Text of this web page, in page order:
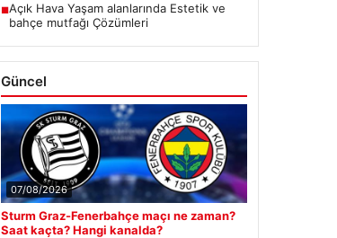
■Açık Hava Yaşam alanlarında Estetik ve
bahçe mutfağı Çözümleri
Güncel
07/08/2026
Sturm Graz-Fenerbahçe maçı ne zaman?
Saat kaçta? Hangi kanalda?